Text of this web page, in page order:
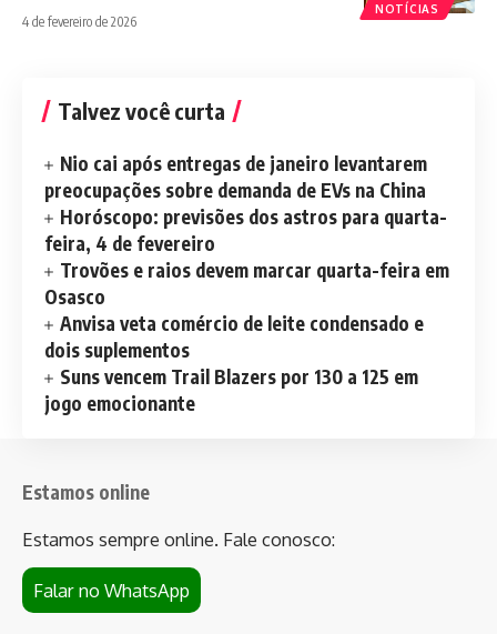
NOTÍCIAS
4 de fevereiro de 2026
Talvez você curta
Nio cai após entregas de janeiro levantarem
preocupações sobre demanda de EVs na China
Horóscopo: previsões dos astros para quarta-
feira, 4 de fevereiro
Trovões e raios devem marcar quarta-feira em
Osasco
Anvisa veta comércio de leite condensado e
dois suplementos
Suns vencem Trail Blazers por 130 a 125 em
jogo emocionante
Estamos online
Estamos sempre online. Fale conosco:
Falar no WhatsApp